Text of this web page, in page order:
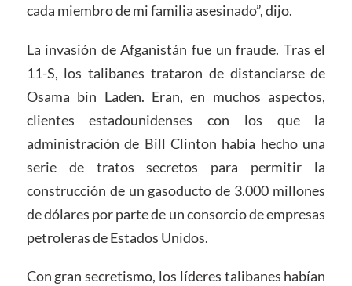
cada miembro de mi familia asesinado”, dijo.
La invasión de Afganistán fue un fraude. Tras el
11-S, los talibanes trataron de distanciarse de
Osama bin Laden. Eran, en muchos aspectos,
clientes estadounidenses con los que la
administración de Bill Clinton había hecho una
serie de tratos secretos para permitir la
construcción de un gasoducto de 3.000 millones
de dólares por parte de un consorcio de empresas
petroleras de Estados Unidos.
Con gran secretismo, los líderes talibanes habían